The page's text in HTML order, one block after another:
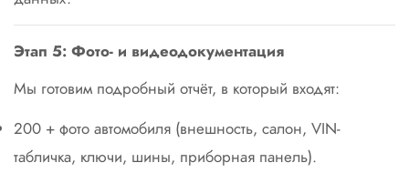
Этап 5: Фото- и видеодокументация
Мы готовим подробный отчёт, в который входят:
200 + фото автомобиля (внешность, салон, VIN-
табличка, ключи, шины, приборная панель).